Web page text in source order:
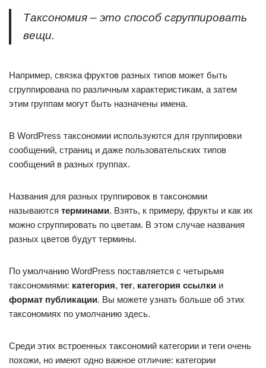
Таксономия – это способ сгруппировать
вещи.
Например, связка фруктов разных типов может быть
сгруппирована по различным характеристикам, а затем
этим группам могут быть назначены имена.
В WordPress таксономии используются для группировки
сообщений, страниц и даже пользовательских типов
сообщений в разных группах.
Названия для разных группировок в таксономии
называются терминами. Взять, к примеру, фрукты и как их
можно сгруппировать по цветам. В этом случае названия
разных цветов будут термины.
По умолчанию WordPress поставляется с четырьмя
таксономиями: категория, тег, категория ссылки и
формат публикации. Вы можете узнать больше об этих
таксономиях по умолчанию здесь.
Среди этих встроенных таксономий категории и теги очень
похожи, но имеют одно важное отличие: категории